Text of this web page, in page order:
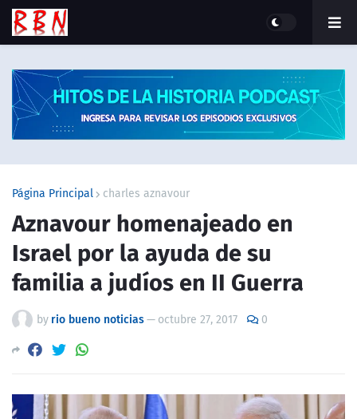
Página Principal charles aznavour
Aznavour homenajeado en
Israel por la ayuda de su
familia a judíos en II Guerra
by rio bueno noticias— octubre 27, 2017 0